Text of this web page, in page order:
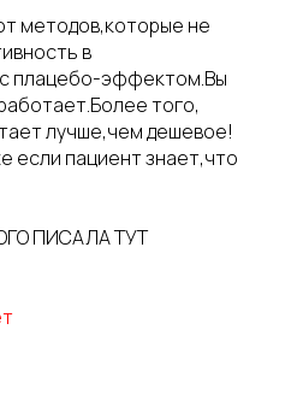
методов,которые не
в
с плацебо-эффектом.Вы
того,
лучше,чем дешевое!
если пациент знает,что
ПИСАЛА ТУТ